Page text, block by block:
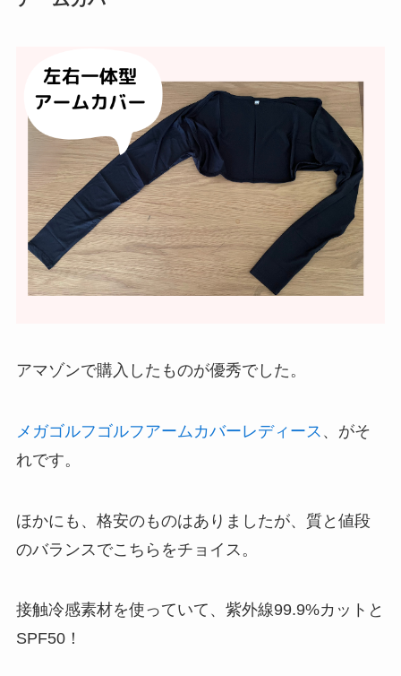
アマゾンで購入したものが優秀でした。
メガゴルフゴルフアームカバーレディース 、がそ
れです。
ほかにも、格安のものはありましたが、質と値段
のバランスでこちらをチョイス。
接触冷感素材を使っていて、紫外線99.9%カットと
SPF50！